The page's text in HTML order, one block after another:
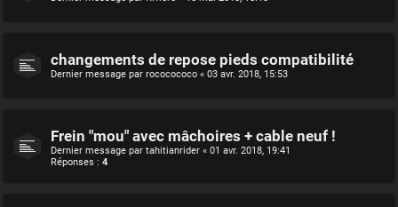
changements de repose pieds compatibilité
Dernier message par rococococo « 03 avr. 2018, 15:53
Frein "mou" avec mâchoires + cable neuf !
Dernier message par tahitianrider « 01 avr. 2018, 19:41
Réponses : 4